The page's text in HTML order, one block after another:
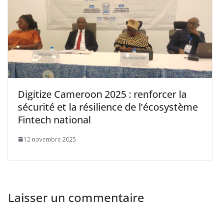
Digitize Cameroon 2025 : renforcer la
sécurité et la résilience de l’écosystème
Fintech national
12 novembre 2025
Laisser un commentaire